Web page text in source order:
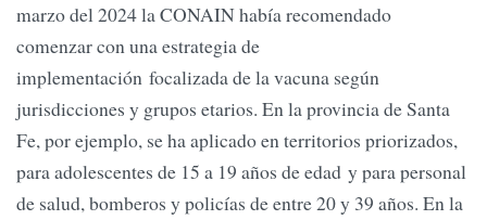
marzo del 2024 la CONAIN había recomendado
comenzar con una estrategia de
implementación focalizada de la vacuna según
jurisdicciones y grupos etarios. En la provincia de Santa
Fe, por ejemplo, se ha aplicado en territorios priorizados,
para adolescentes de 15 a 19 años de edad y para personal
de salud, bomberos y policías de entre 20 y 39 años. En la